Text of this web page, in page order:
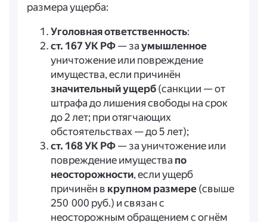
размера ущерба:
Уголовная ответственность:
ст. 167 УК РФ— за умышленное
уничтожение или повреждение
имущества, если причинён
значительный ущерб(санкции — от
штрафа до лишения свободы на срок
до 2 лет; при отягчающих
обстоятельствах — до 5 лет);
ст. 168 УК РФ— за уничтожение или
повреждение имущества по
неосторожности, если ущерб
причинён в крупном размере(свыше
250 000 руб.) и связан с
неосторожным обращением с огнём